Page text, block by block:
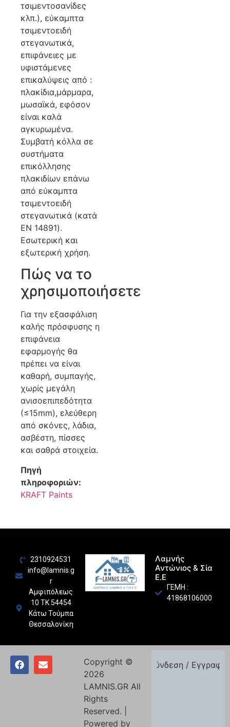
τσιμεντοσανίδες
κλπ.), εύκαμπτα
τσιμεντοειδή
στεγανωτικά,
επιφάνειες με
υφιστάμενες
επικαλύψεις από :
πλακίδια,μάρμαρα,
μωσαϊκά, εφόσον
είναι καλά
αγκυρωμένα.
Συμβατή κόλλα σε
συστήματα
επικόλλησης
πλακιδίων επάνω
από εύκαμπτα
τσιμεντοειδή
στεγανωτικά (κατά
EN 14891).
Εσωτερική και
εξωτερική χρήση.
Πώς να το
χρησιμοποιήσετε
Για την εξασφάλιση
καλής πρόσφυσης η
επιφάνεια
εφαρμογής θα
πρέπει να είναι
καθαρή, συμπαγής,
χωρίς μεγάλη
ανισοεπιπεδότητα
(≤15mm), ελεύθερη
από σκόνες, λάδια,
ασβέστη, πίσσες
και σαθρά στοιχεία.
Πηγή
πληροφοριών:
KRAFT Paints
2310924531
info@lamnis.g
r
Αμφιπόλεως
10 ΤΚ 54454
Κάτω Τούμπα
Θεσσαλονίκη
Λαμνής
Αντώνιος & Σία
Ε.Ε
ΓΕΜΗ :
41868106000
Copyright ©
2026
LAMNIS.GR All
Rights
Reserved. |
Powered by
Σύνδεση / Εγγραφή